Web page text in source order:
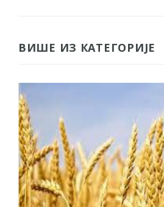
ВИШЕ ИЗ КАТЕГОРИЈЕ